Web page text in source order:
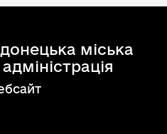
міська